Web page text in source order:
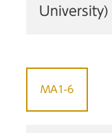
University)
MA1-6